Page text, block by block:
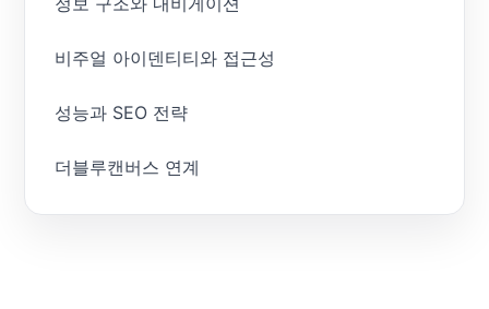
비주얼 아이덴티티와 접근성
성능과 SEO 전략
더블루캔버스 연계